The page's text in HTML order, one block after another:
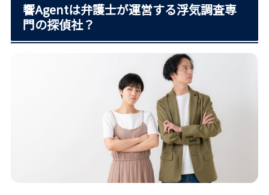
響Agentは弁護士が運営する浮気調査専
門の探偵社？